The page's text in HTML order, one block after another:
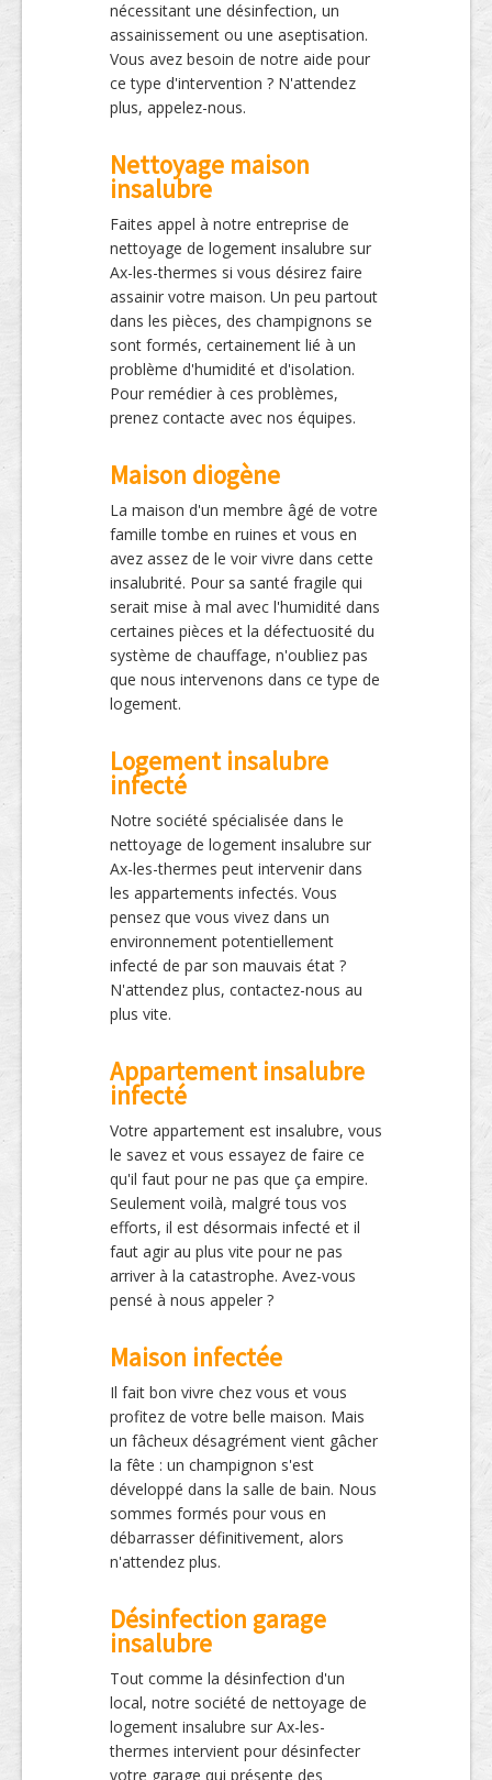
nécessitant une désinfection, un
assainissement ou une aseptisation.
Vous avez besoin de notre aide pour
ce type d'intervention ? N'attendez
plus, appelez-nous.
Nettoyage maison
insalubre
Faites appel à notre entreprise de
nettoyage de logement insalubre sur
Ax-les-thermes si vous désirez faire
assainir votre maison. Un peu partout
dans les pièces, des champignons se
sont formés, certainement lié à un
problème d'humidité et d'isolation.
Pour remédier à ces problèmes,
prenez contacte avec nos équipes.
Maison diogène
La maison d'un membre âgé de votre
famille tombe en ruines et vous en
avez assez de le voir vivre dans cette
insalubrité. Pour sa santé fragile qui
serait mise à mal avec l'humidité dans
certaines pièces et la défectuosité du
système de chauffage, n'oubliez pas
que nous intervenons dans ce type de
logement.
Logement insalubre
infecté
Notre société spécialisée dans le
nettoyage de logement insalubre sur
Ax-les-thermes peut intervenir dans
les appartements infectés. Vous
pensez que vous vivez dans un
environnement potentiellement
infecté de par son mauvais état ?
N'attendez plus, contactez-nous au
plus vite.
Appartement insalubre
infecté
Votre appartement est insalubre, vous
le savez et vous essayez de faire ce
qu'il faut pour ne pas que ça empire.
Seulement voilà, malgré tous vos
efforts, il est désormais infecté et il
faut agir au plus vite pour ne pas
arriver à la catastrophe. Avez-vous
pensé à nous appeler ?
Maison infectée
Il fait bon vivre chez vous et vous
profitez de votre belle maison. Mais
un fâcheux désagrément vient gâcher
la fête : un champignon s'est
développé dans la salle de bain. Nous
sommes formés pour vous en
débarrasser définitivement, alors
n'attendez plus.
Désinfection garage
insalubre
Tout comme la désinfection d'un
local, notre société de nettoyage de
logement insalubre sur Ax-les-
thermes intervient pour désinfecter
votre garage qui présente des